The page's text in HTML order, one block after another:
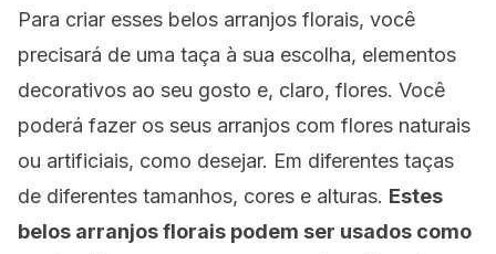
Para criar esses belos arranjos florais, você
precisará de uma taça à sua escolha, elementos
decorativos ao seu gosto e, claro, flores. Você
poderá fazer os seus arranjos com flores naturais
ou artificiais, como desejar. Em diferentes taças
de diferentes tamanhos, cores e alturas. Estes
belos arranjos florais podem ser usados como